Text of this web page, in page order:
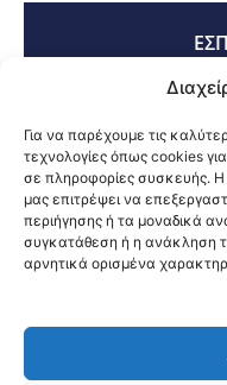
Για να παρέχουμε τις
τεχνολογίες όπως cookies
σε πληροφορίες συσκευής. Η
μας επιτρέψει να
περιήγησης ή τα μοναδικά
συγκατάθεση ή η ανάκληση
αρνητικά ορισμένα
ΕΣΠΑ 2014-2020
@2026